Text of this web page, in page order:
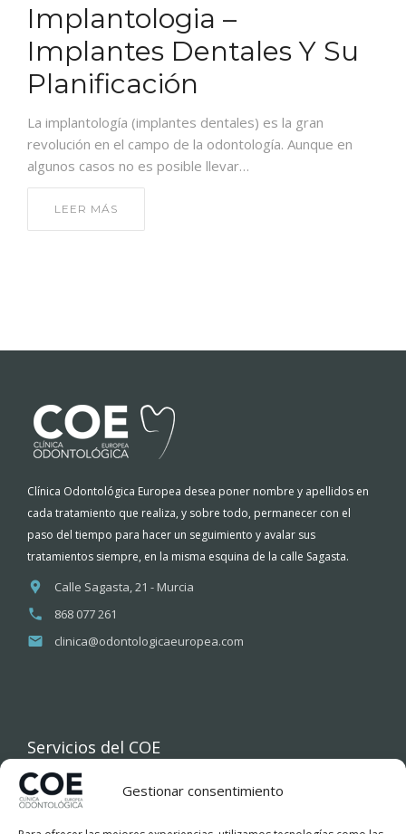
Gestionar consentimiento
CONTACTO
Implantologia –
Implantes Dentales Y Su
Planificación
La implantología (implantes dentales) es la gran
revolución en el campo de la odontología. Aunque en
algunos casos no es posible llevar…
LEER MÁS
Clínica Odontológica Europea desea poner nombre y apellidos en
cada tratamiento que realiza, y sobre todo, permanecer con el
paso del tiempo para hacer un seguimiento y avalar sus
tratamientos siempre, en la misma esquina de la calle Sagasta.
Calle Sagasta, 21 - Murcia
868 077 261
clinica@odontologicaeuropea.com
Servicios del COE
INICIO